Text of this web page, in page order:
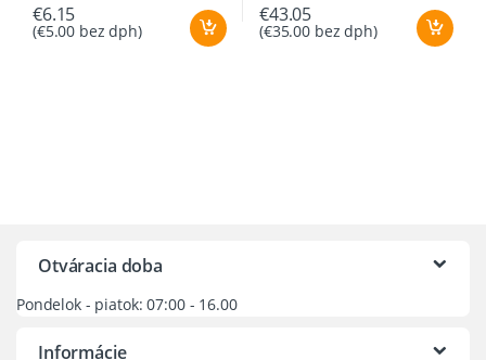
€6.15
(€5.00 bez dph)
€43.05
(€35.00 bez dph)
Otváracia doba
Pondelok - piatok: 07:00 - 16.00
Informácie